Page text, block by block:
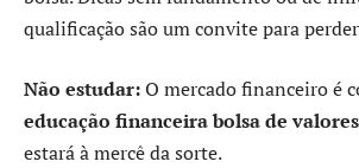
qualificação são um convite para
Não estudar:O mercado financeiro é
educação financeira bolsa de valores
estará à mercê da sorte.